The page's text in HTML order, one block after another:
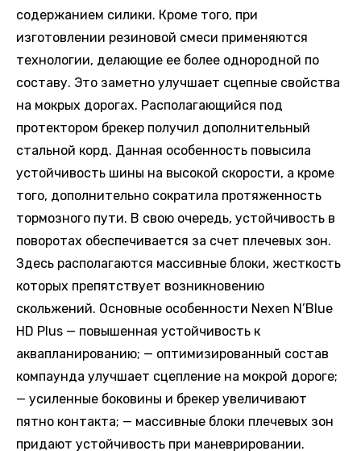
содержанием силики. Кроме того, при
изготовлении резиновой смеси применяются
технологии, делающие ее более однородной по
составу. Это заметно улучшает сцепные свойства
на мокрых дорогах. Располагающийся под
протектором брекер получил дополнительный
стальной корд. Данная особенность повысила
устойчивость шины на высокой скорости, а кроме
того, дополнительно сократила протяженность
тормозного пути. В свою очередь, устойчивость в
поворотах обеспечивается за счет плечевых зон.
Здесь располагаются массивные блоки, жесткость
которых препятствует возникновению
скольжений. Основные особенности Nexen N’Blue
HD Plus — повышенная устойчивость к
аквапланированию; — оптимизированный состав
компаунда улучшает сцепление на мокрой дороге;
— усиленные боковины и брекер увеличивают
пятно контакта; — массивные блоки плечевых зон
придают устойчивость при маневрировании.